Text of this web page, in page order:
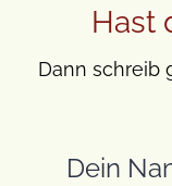
Hast
Dann schreib
Dein